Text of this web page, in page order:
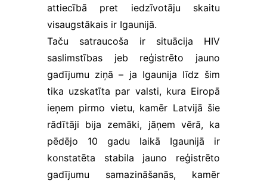
attiecībā pret iedzīvotāju skaitu
visaugstākais ir Igaunijā.
Taču satraucoša ir situācija HIV
saslimstības jeb reģistrēto jauno
gadījumu ziņā – ja Igaunija līdz šim
tika uzskatīta par valsti, kura Eiropā
ieņem pirmo vietu, kamēr Latvijā šie
rādītāji bija zemāki, jāņem vērā, ka
pēdējo 10 gadu laikā Igaunijā ir
konstatēta stabila jauno reģistrēto
gadījumu samazināšanās, kamēr
informāciju
par to, kā
tīmekļa vietni
apmeklētājs,
norādot, kura
lapa visvairāk
piesaista
lietotāju
vai tiek rādīti
ziņojumi. Šie